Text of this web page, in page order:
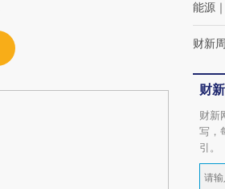
能源 ｜
财新
财
财新
写，
引。